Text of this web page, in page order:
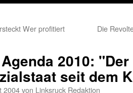
Wer profitiert Die
2010:
seit dem
2004von Linksruck Redaktion